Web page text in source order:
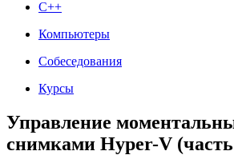
C++
Компьютеры
Собеседования
Курсы
Управление
снимками Hyper-V